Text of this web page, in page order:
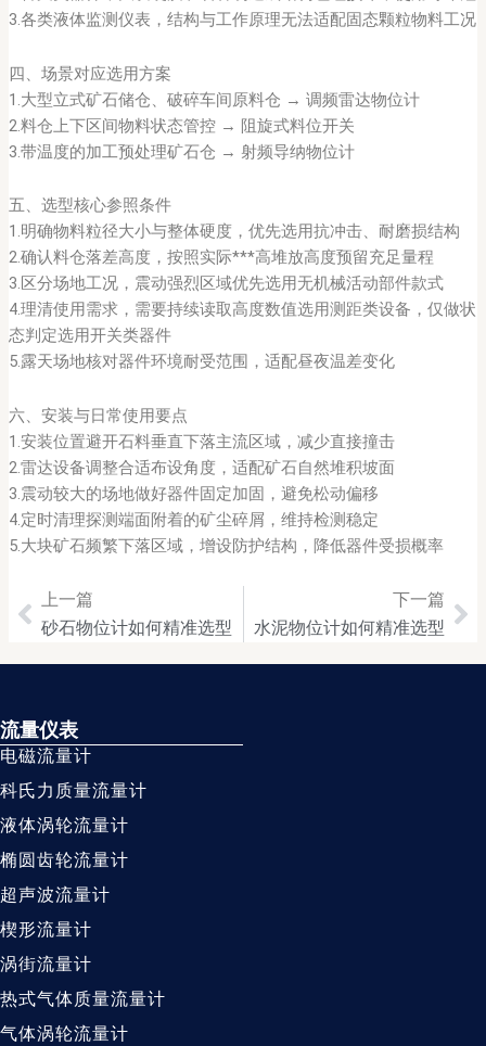
3.各类液体监测仪表，结构与工作原理无法适配固态颗粒物料工况
四、场景对应选用方案
1.大型立式矿石储仓、破碎车间原料仓 → 调频雷达物位计
2.料仓上下区间物料状态管控 → 阻旋式料位开关
3.带温度的加工预处理矿石仓 → 射频导纳物位计
五、选型核心参照条件
1.明确物料粒径大小与整体硬度，优先选用抗冲击、耐磨损结构
2.确认料仓落差高度，按照实际***高堆放高度预留充足量程
3.区分场地工况，震动强烈区域优先选用无机械活动部件款式
4.理清使用需求，需要持续读取高度数值选用测距类设备，仅做状
态判定选用开关类器件
5.露天场地核对器件环境耐受范围，适配昼夜温差变化
六、安装与日常使用要点
1.安装位置避开石料垂直下落主流区域，减少直接撞击
2.雷达设备调整合适布设角度，适配矿石自然堆积坡面
3.震动较大的场地做好器件固定加固，避免松动偏移
4.定时清理探测端面附着的矿尘碎屑，维持检测稳定
5.大块矿石频繁下落区域，增设防护结构，降低器件受损概率
Prev
上一篇
砂石物位计如何精准选型
下一篇
水泥物位计如何精准选型
流量仪表
电磁流量计
科氏力质量流量计
液体涡轮流量计
椭圆齿轮流量计
超声波流量计
楔形流量计
涡街流量计
热式气体质量流量计
气体涡轮流量计